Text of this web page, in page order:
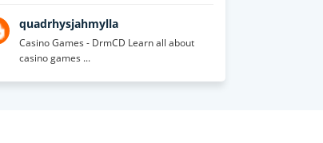
quadrhysjahmylla
Casino Games - DrmCD Learn all about
casino games ...